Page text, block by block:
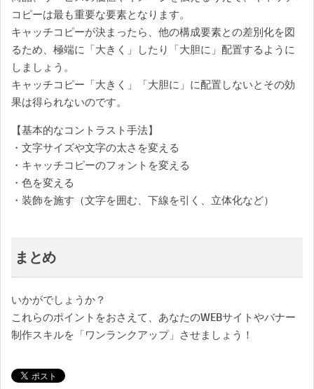
コピーは最も重要な要素となります。
キャッチコピーが決まったら、他の構成要素との差別化を図
るため、極端に「大きく」したり「大胆に」配置するように
しましょう。
キャッチコピー「大きく」「大胆に」に配置しないとその効
果は得られないのです。
【基本的なコントラスト手法】
・文字サイズや文字の太さを変える
・キャッチコピーのフォントを変える
・色を変える
・装飾を施す（文字を囲む、下線を引く、立体化など）
まとめ
いかがでしょうか？
これらのポイントをおさえて、あなたのWEBサイトやバナー
制作スキルを「ワンランクアップ」させましょう！